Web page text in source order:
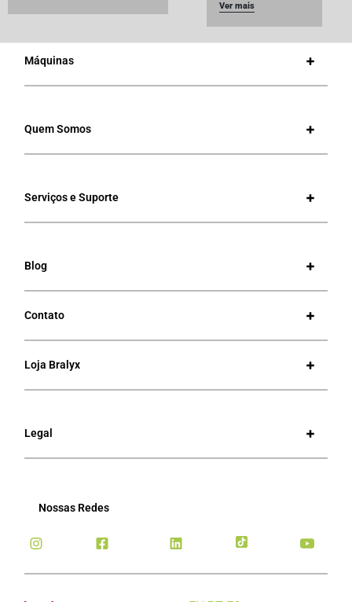
Ver mais
Máquinas
Quem Somos
Serviços e Suporte
Blog
Contato
Loja Bralyx
Legal
Nossas Redes